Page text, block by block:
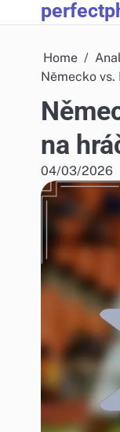
to
Home
Německo
na
04/03/2026